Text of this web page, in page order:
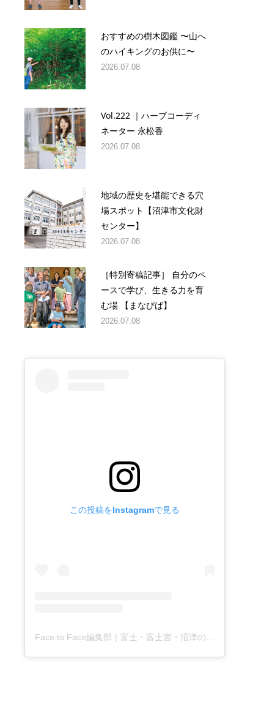
おすすめの樹木図鑑 〜山へ
のハイキングのお供に〜
2026.07.08
Vol.222 ｜ハーブコーディ
ネーター 永松香
2026.07.08
地域の歴史を堪能できる穴
場スポット【沼津市文化財
センター】
2026.07.08
［特別寄稿記事］ 自分のペ
ースで学び、生きる力を育
む場 【まなびば】
2026.07.08
この投稿をInstagramで見る